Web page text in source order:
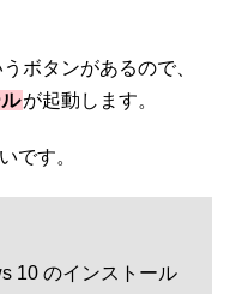
うボタンがあるので、
が起動します。
です。
10 のインストール